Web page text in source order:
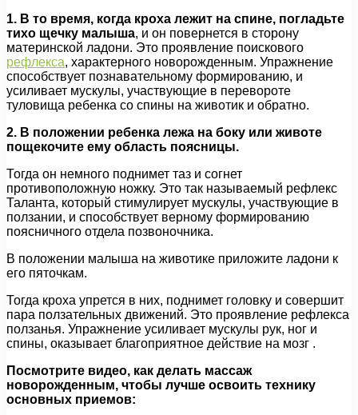
1. В то время, когда кроха лежит на спине, погладьте
тихо щечку малыша, и он повернется в сторону
материнской ладони. Это проявление поискового
рефлекса, характерного новорожденным. Упражнение
способствует познавательному формированию, и
усиливает мускулы, участвующие в перевороте
туловища ребенка со спины на животик и обратно.
2. В положении ребенка лежа на боку или животе
пощекочите ему область поясницы.
Тогда он немного поднимет таз и согнет
противоположную ножку. Это так называемый рефлекс
Таланта, который стимулирует мускулы, участвующие в
ползании, и способствует верному формированию
поясничного отдела позвоночника.
В положении малыша на животике приложите ладони к
его пяточкам.
Тогда кроха упрется в них, поднимет головку и совершит
пара ползательных движений. Это проявление рефлекса
ползанья. Упражнение усиливает мускулы рук, ног и
спины, оказывает благоприятное действие на мозг .
Посмотрите видео, как делать массаж
новорожденным, чтобы лучше освоить технику
основных приемов: